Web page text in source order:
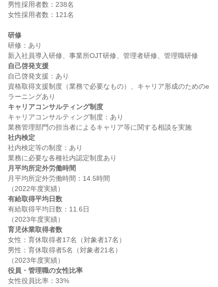
男性採用者数：238名
女性採用者数：121名
研修
研修：あり
自己啓発支援
自己啓発支援：あり
資格取得支援制度（業務で必要なもの）、キャリア形成のためのe
キャリアコンサルティング制度
キャリアコンサルティング制度：あり
社内検定
社内検定等の制度：あり
月平均所定外労働時間
月平均所定外労働時間：14.5時間
有給取得平均日数
有給取得平均日数：11.6日
育児休業取得者数
女性：育休取得者17名（対象者17名）
男性：育休取得者5名（対象者21名）
役員・管理職の女性比率
女性役員比率：33%